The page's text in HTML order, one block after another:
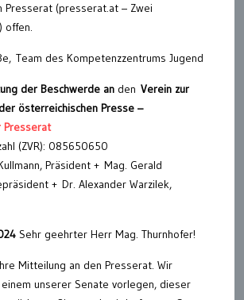
Presserat (presserat.at – Zwei
offen.
Team des Kompetenzzentrums Jugend
der Beschwerde an den Verein zur
österreichischen Presse –
Presserat
(ZVR): 085650650
Präsident + Mag. Gerald
+ Dr. Alexander Warzilek,
Sehr geehrter Herr Mag. Thurnhofer!
Mitteilung an den Presserat. Wir
unserer Senate vorlegen, dieser